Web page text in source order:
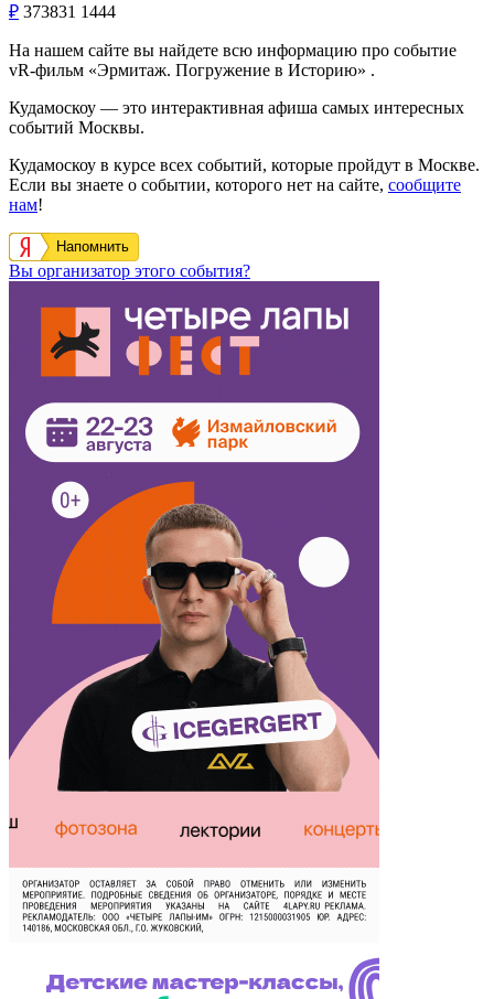
₽ 373831 1444
На нашем сайте вы найдете всю информацию про событие
vR-фильм «Эрмитаж. Погружение в Историю» .
Кудамоскоу — это интерактивная афиша самых интересных
событий Москвы.
Кудамоскоу в курсе всех событий, которые пройдут в Москве.
Если вы знаете о событии, которого нет на сайте, сообщите
нам!
Напомнить
Вы организатор этого события?